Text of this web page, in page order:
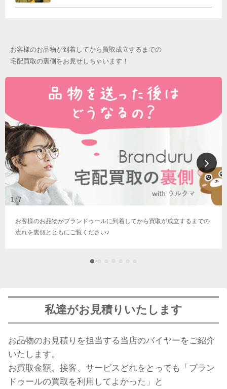
お客様のお品物が到着してから買取成立するまでの
宅配買取の裏側をお見せしちゃいます！
お客様のお品物がブランドゥールに到着してから買取が成立するまでの
流れを裏側とともにご覧ください♪
私達がお見積りいたします
お品物のお見積りを担当する当店のバイヤーをご紹介
いたします。
お買取金額、接客、サービスどれをとっても「ブラン
ドゥールの買取を利用してよかった」と